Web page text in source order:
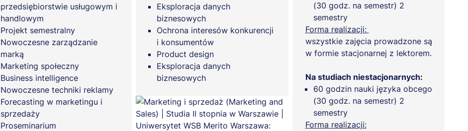
przedsiębiorstwie usługowym i
handlowym
Projekt semestralny
Nowoczesne zarządzanie
marką
Marketing społeczny
Business intelligence
Nowoczesne techniki reklamy
Forecasting w marketingu i
sprzedaży
Proseminarium
Eksploracja danych
biznesowych
Ochrona interesów konkurencji
i konsumentów
Product design
Eksploracja danych
biznesowych
(30 godz. na semestr) 2
semestry
Forma realizacji:
wszystkie zajęcia prowadzone są
w formie stacjonarnej z lektorem.
Na studiach niestacjonarnych:
60 godzin nauki języka obcego
(30 godz. na semestr) 2
semestry
Forma realizacji: